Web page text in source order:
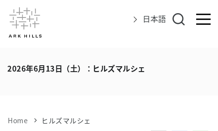
日本語
アークヒルズについて
グルメ＆ショップ
2026年6月13日（土）：ヒルズマルシェ
Home ヒルズマルシェ